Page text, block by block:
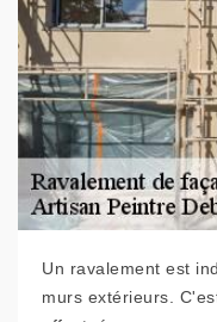
Un ravalement est
murs extérieurs.